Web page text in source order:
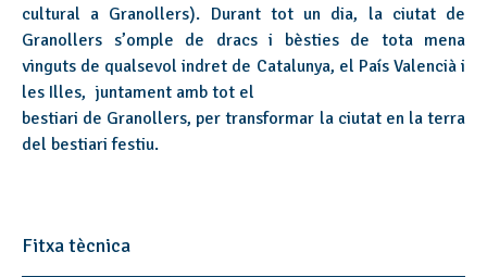
cultural a Granollers). Durant tot un dia, la ciutat de
Granollers s’omple de dracs i bèsties de tota mena
vinguts de qualsevol indret de Catalunya, el País Valencià i
les Illes, juntament amb tot el
bestiari de Granollers, per transformar la ciutat en la terra
del bestiari festiu.
Fitxa tècnica